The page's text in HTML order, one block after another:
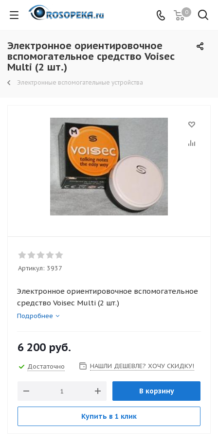
0
Электронное ориентировочное
вспомогательное средство Voisec
Multi (2 шт.)
Электронные вспомогательные устройства
Артикул: 3937
Электронное ориентировочное вспомогательное
средство Voisec Multi (2 шт.)
Подробнее
6 200 руб.
Достаточно НАШЛИ ДЕШЕВЛЕ? ХОЧУ СКИДКУ!
В корзину
Купить в 1 клик